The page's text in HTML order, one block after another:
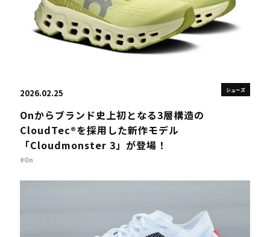
シューズ
2026.02.25
Onからブランド史上初となる3層構造の
CloudTec®を採用した新作モデル
「Cloudmonster 3」が登場！
#On